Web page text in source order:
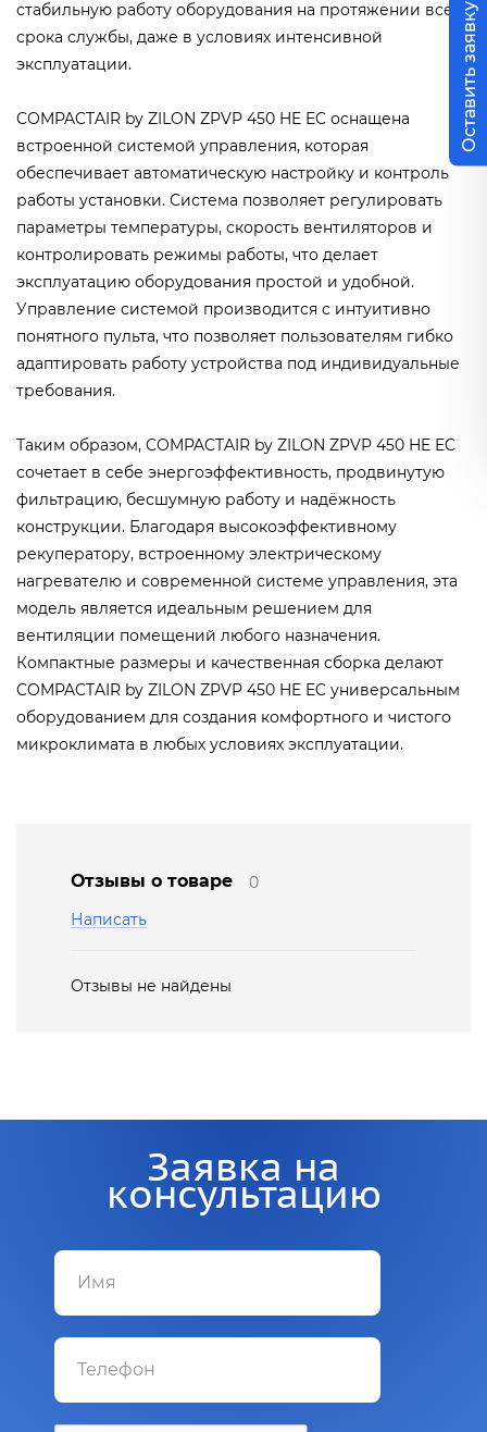
стабильную работу оборудования на протяжении всего
срока службы, даже в условиях интенсивной
эксплуатации.
COMPACTAIR by ZILON ZPVP 450 HE EC оснащена
встроенной системой управления, которая
обеспечивает автоматическую настройку и контроль
работы установки. Система позволяет регулировать
параметры температуры, скорость вентиляторов и
контролировать режимы работы, что делает
эксплуатацию оборудования простой и удобной.
Управление системой производится с интуитивно
понятного пульта, что позволяет пользователям гибко
адаптировать работу устройства под индивидуальные
требования.
Таким образом, COMPACTAIR by ZILON ZPVP 450 HE EC
сочетает в себе энергоэффективность, продвинутую
фильтрацию, бесшумную работу и надёжность
конструкции. Благодаря высокоэффективному
рекуператору, встроенному электрическому
нагревателю и современной системе управления, эта
модель является идеальным решением для
вентиляции помещений любого назначения.
Компактные размеры и качественная сборка делают
COMPACTAIR by ZILON ZPVP 450 HE EC универсальным
оборудованием для создания комфортного и чистого
микроклимата в любых условиях эксплуатации.
Отзывы о товаре
0
Написать
Отзывы не найдены
Заявка на
консультацию
Оставить заявку